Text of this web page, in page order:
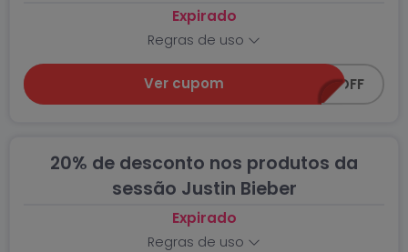
Expirado
Regras de uso
Ver cupom SUPER-10OFF
20% de desconto nos produtos da
sessão Justin Bieber
Expirado
Regras de uso